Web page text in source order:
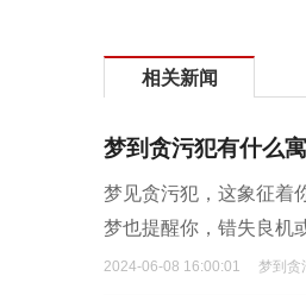
相关新闻
梦到贪污犯有什么
梦见贪污犯，这象征着
梦也提醒你，错失良机
2024-06-08 16:00:01 梦到贪